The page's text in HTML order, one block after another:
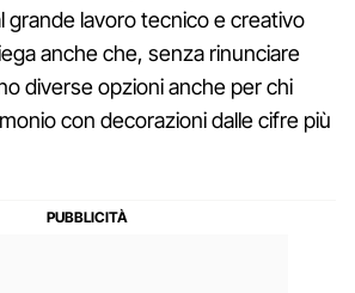
grande lavoro tecnico e creativo
anche che, senza rinunciare
diverse opzioni anche per chi
con decorazioni dalle cifre più